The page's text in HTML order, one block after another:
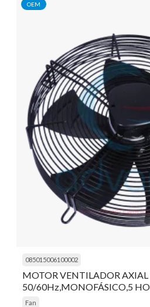
OEM
085015006100002
MOTOR VENTILADOR
50/60Hz,MONOFÁSICO,5
Fan